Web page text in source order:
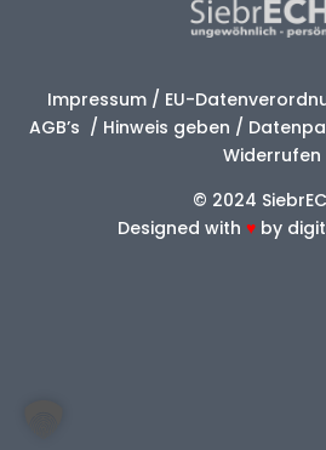
Impressum / EU-
AGB’s / Hinweis geben /
Widerrufen
© 2024
Designed with ♥ by